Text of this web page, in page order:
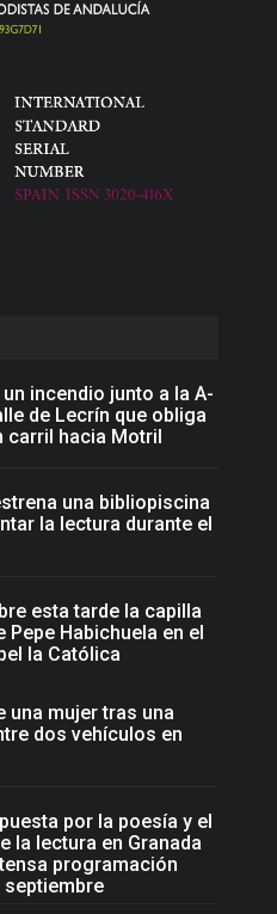
incendio junto a la A-
de Lecrín que obliga
carril hacia Motril
una bibliopiscina
la lectura durante el
esta tarde la capilla
Pepe Habichuela en el
la Católica
una mujer tras una
dos vehículos en
por la poesía y el
la lectura en Granada
programación
septiembre